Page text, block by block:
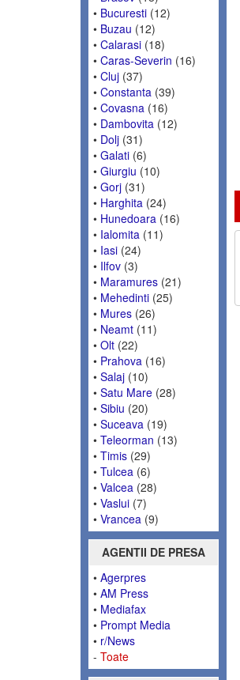
• Bucuresti (12)
• Buzau (12)
• Calarasi (18)
• Caras-Severin (16)
• Cluj (37)
• Constanta (39)
• Covasna (16)
• Dambovita (12)
• Dolj (31)
• Galati (6)
• Giurgiu (10)
• Gorj (31)
• Harghita (24)
• Hunedoara (16)
• Ialomita (11)
• Iasi (24)
• Ilfov (3)
• Maramures (21)
• Mehedinti (25)
• Mures (26)
• Neamt (11)
• Olt (22)
• Prahova (16)
• Salaj (10)
• Satu Mare (28)
• Sibiu (20)
• Suceava (19)
• Teleorman (13)
• Timis (29)
• Tulcea (6)
• Valcea (28)
• Vaslui (7)
• Vrancea (9)
AGENTII DE PRESA
• Agerpres
• AM Press
• Mediafax
• Prompt Media
• r/News
- Toate